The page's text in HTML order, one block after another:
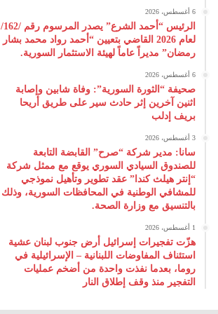
6 أغسطس، 2026
الرئيس “أحمد الشرع” يصدر المرسوم رقم /162/
لعام 2026 ‌القاضي بتعيين “أحمد رواد محمد بشار
رمضان” مديراً عاماً لهيئة ‌الاستثمار السورية.
6 أغسطس، 2026
صحيفة “الثورة السورية”: وفاة شابين وإصابة
اثنين آخرين إثر حادث سير على طريق أريحا
بريف إدلب
3 أغسطس، 2026
سانا: مدير شركة “صرح” القابضة التابعة
للصندوق السيادي السوري يوقع مع ممثل شركة
“إنتر هيلث كندا” عقد تطوير وتأهيل نموذجي
للمشافي الوطنية في المحافظات السورية، وذلك
بالتنسيق مع وزارة الصحة.
1 أغسطس، 2026
هزّت تفجيرات إسرائيل أرض جنوب لبنان عشية
استئناف المفاوضات اللبنانية – الإسرائيلية في
روما، بعدما نفذت واحدة من أضخم عمليات
التفجير منذ وقف إطلاق النار